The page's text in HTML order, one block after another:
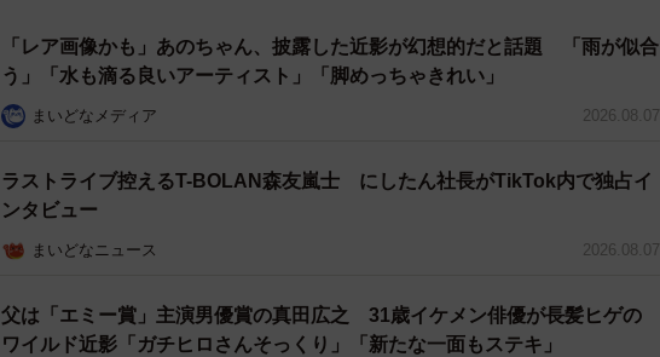
「レア画像かも」あのちゃん、披露した近影が幻想的だと話題 「雨が似合
う」「水も滴る良いアーティスト」「脚めっちゃきれい」
まいどなメディア 2026.08.07
ラストライブ控えるT-BOLAN森友嵐士 にしたん社長がTikTok内で独占イ
ンタビュー
まいどなニュース 2026.08.07
父は「エミー賞」主演男優賞の真田広之 31歳イケメン俳優が長髪ヒゲの
ワイルド近影「ガチヒロさんそっくり」「新たな一面もステキ」